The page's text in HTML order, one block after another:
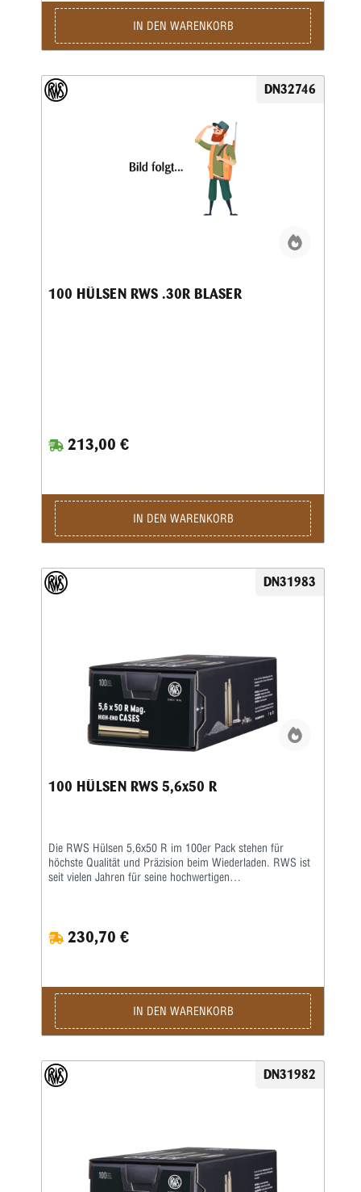
entsteht eine besonders gleichmäßige Hülsengeometrie, die
eine zuverlässige Zündung sowie konstante
Schussleistungen ermöglicht. Gleichzeitig sorgt das robuste
Material dafür, dass die Hülsen mehrfach wiederverwendet
Wert auf Wirtschaftlichkeit und Präzision legen. Durch die
präzise Fertigung eignen sich diese Hülsen ideal für Jäger,
Patrone ausschöpfen möchten. Die saubere Verarbeitung
erleichtert zudem das Kalibrieren, Laden und
Nachbearbeiten der Hülsen. Wer Wert auf gleichbleibende
Qualität und präzise Wiederladeergebnisse legt, trifft mit
100 RWS Hülsen .308 Winchester eine zuverlässige Wahl
für hochwertige Munition im Kaliber .308 Winchester.
IN DEN WARENKORB
DN32746
100 HÜLSEN RWS .30R BLASER
213,00 €
IN DEN WARENKORB
DN31983
100 HÜLSEN RWS 5,6x50 R
Die RWS Hülsen 5,6x50 R im 100er Pack stehen für
höchste Qualität und Präzision beim Wiederladen. RWS ist
seit vielen Jahren für seine hochwertigen
bieten die RWS Hülsen 5,6x50 R eine besonders
gleichmäßige Materialstärke und exakte Maßhaltigkeit. Diese
Schussleistung. Gerade Jäger und Wiederlader schätzen
diese gleichbleibende Qualität bei der Herstellung eigener
Patronen im Kaliber 5,6x50 R. Dank der robusten
Materialstruktur und der sorgfältigen Verarbeitung lassen
RWS Hülsen 5,6x50 R nicht nur präzise, sondern auch
besonders wirtschaftlich für regelmäßige Wiederlader. Die
maximale Leistungspotenzial aus Ihrer 5,6x50-R-
Laborierung heraus.
230,70 €
IN DEN WARENKORB
DN31982